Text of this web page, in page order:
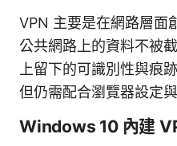
VPN 主要是在網路層面
公共網路上的資料不被
上留下的可識別性與痕
但仍需配合瀏覽器設定
Windows 10 內建